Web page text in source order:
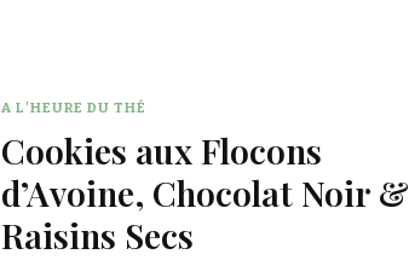
A L'HEURE DU THÉ
Cookies aux Flocons
d’Avoine, Chocolat Noir &
Raisins Secs